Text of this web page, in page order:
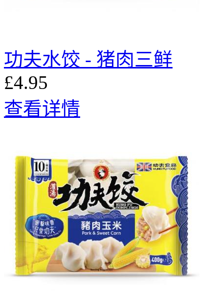
功夫水饺 - 猪肉三鲜
£4.95
查看详情